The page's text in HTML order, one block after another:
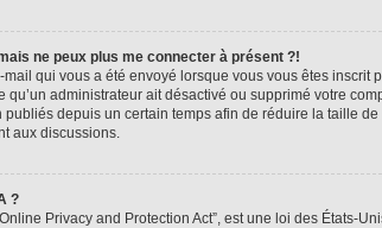
ne peux plus me connecter à présent ?!
mail qui vous a été envoyé lorsque vous vous êtes
qu’un administrateur ait désactivé ou supprimé votre
publiés depuis un certain temps afin de réduire la taille
aux discussions.
?
Privacy and Protection Act”, est une loi des